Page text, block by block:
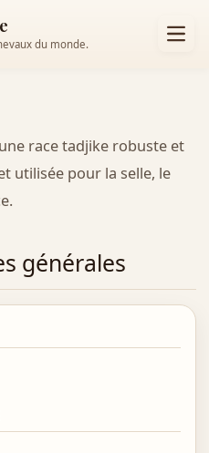
du monde.
race tadjike robuste et
utilisée pour la selle, le
générales